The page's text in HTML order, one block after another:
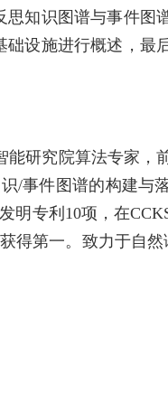
知识图谱与事件图
设施进行概述，最
能研究院算法专家
/事件图谱的构建与
专利10项，在
得第一。致力于自